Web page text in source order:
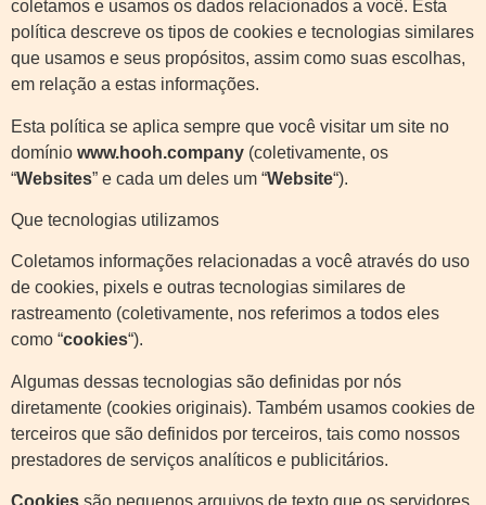
coletamos e usamos os dados relacionados a você. Esta
política descreve os tipos de cookies e tecnologias similares
que usamos e seus propósitos, assim como suas escolhas,
em relação a estas informações.
Esta política se aplica sempre que você visitar um site no
domínio www.hooh.company (coletivamente, os
“Websites” e cada um deles um “Website“).
Que tecnologias utilizamos
Coletamos informações relacionadas a você através do uso
de cookies, pixels e outras tecnologias similares de
rastreamento (coletivamente, nos referimos a todos eles
como “cookies“).
Algumas dessas tecnologias são definidas por nós
diretamente (cookies originais). Também usamos cookies de
terceiros que são definidos por terceiros, tais como nossos
prestadores de serviços analíticos e publicitários.